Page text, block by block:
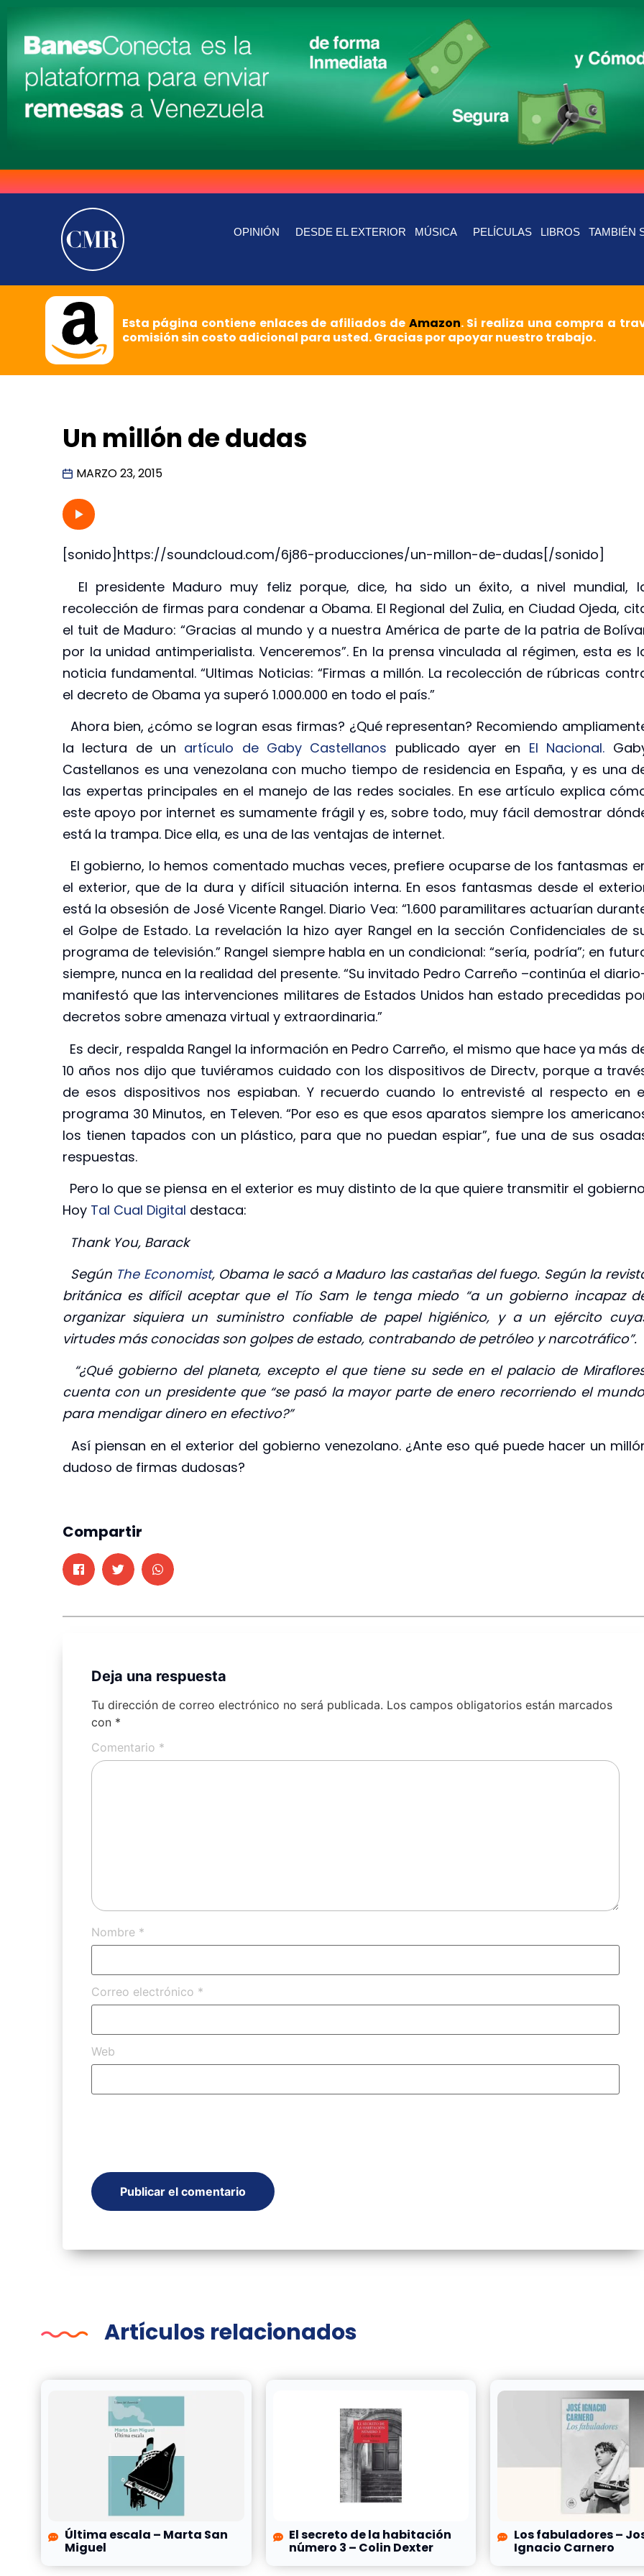
OPINIÓN DESDE EL EXTERIOR MÚSICA PELÍCULAS LIBROS TAMBIÉN
Esta página contiene enlaces de afiliados de Amazon. Si realiza una compra a
comisión sin costo adicional para usted. Gracias por apoyar nuestro trabajo.
Un millón de dudas
MARZO 23, 2015
[sonido]https://soundcloud.com/6j86-producciones/un-millon-de-dudas[/sonido]
El presidente Maduro muy feliz porque, dice, ha sido un éxito, a nivel mundial,
recolección de firmas para condenar a Obama. El Regional del Zulia, en Ciudad Ojeda,
el tuit de Maduro: “Gracias al mundo y a nuestra América de parte de la patria de
por la unidad antimperialista. Venceremos”. En la prensa vinculada al régimen, esta es
noticia fundamental. “Ultimas Noticias: “Firmas a millón. La recolección de rúbricas
el decreto de Obama ya superó 1.000.000 en todo el país.”
Ahora bien, ¿cómo se logran esas firmas? ¿Qué representan? Recomiendo
la lectura de un artículo de Gaby Castellanos publicado ayer en El Nacional.
Castellanos es una venezolana con mucho tiempo de residencia en España, y es una
las expertas principales en el manejo de las redes sociales. En ese artículo explica
este apoyo por internet es sumamente frágil y es, sobre todo, muy fácil demostrar
está la trampa. Dice ella, es una de las ventajas de internet.
El gobierno, lo hemos comentado muchas veces, prefiere ocuparse de los fantasmas
el exterior, que de la dura y difícil situación interna. En esos fantasmas desde el
está la obsesión de José Vicente Rangel. Diario Vea: “1.600 paramilitares actuarían
el Golpe de Estado. La revelación la hizo ayer Rangel en la sección Confidenciales de
programa de televisión.” Rangel siempre habla en un condicional: “sería, podría”; en
siempre, nunca en la realidad del presente. “Su invitado Pedro Carreño –continúa el
manifestó que las intervenciones militares de Estados Unidos han estado precedidas
decretos sobre amenaza virtual y extraordinaria.”
Es decir, respalda Rangel la información en Pedro Carreño, el mismo que hace ya más
10 años nos dijo que tuviéramos cuidado con los dispositivos de Directv, porque a
de esos dispositivos nos espiaban. Y recuerdo cuando lo entrevisté al respecto en
programa 30 Minutos, en Televen. “Por eso es que esos aparatos siempre los
los tienen tapados con un plástico, para que no puedan espiar”, fue una de sus
respuestas.
Pero lo que se piensa en el exterior es muy distinto de la que quiere transmitir el
Hoy Tal Cual Digital destaca:
Thank You, Barack
Según The Economist, Obama le sacó a Maduro las castañas del fuego. Según la
británica es difícil aceptar que el Tío Sam le tenga miedo “a un gobierno incapaz
organizar siquiera un suministro confiable de papel higiénico, y a un ejército
virtudes más conocidas son golpes de estado, contrabando de petróleo y narcotráfico”.
“¿Qué gobierno del planeta, excepto el que tiene su sede en el palacio de
cuenta con un presidente que “se pasó la mayor parte de enero recorriendo el
para mendigar dinero en efectivo?”
Así piensan en el exterior del gobierno venezolano. ¿Ante eso qué puede hacer un
dudoso de firmas dudosas?
Compartir
Deja una respuesta
Tu dirección de correo electrónico no será publicada. Los campos obligatorios están marcados
con *
Comentario *
Nombre *
Correo electrónico *
Web
Artículos relacionados
Última escala – Marta San
Miguel
El secreto de la habitación
número 3 – Colin Dexter
Los fabuladores –
Ignacio Carnero